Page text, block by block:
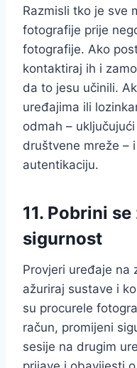
Razmisli tko je sve
fotografije prije
fotografije. Ako
kontaktiraj ih i
da to jesu učinili.
uređajima ili
odmah –
društvene mreže –
autentikaciju.
11. Pobrini
sigurnost
Provjeri uređaje na
ažuriraj sustave i
su procurele
račun, promijeni
sesije na drugim